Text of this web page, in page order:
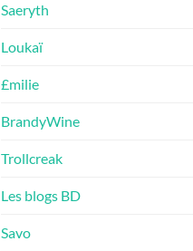
Saeryth
Loukaï
£milie
BrandyWine
Trollcreak
Les blogs BD
Savo